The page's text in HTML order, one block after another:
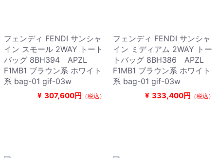
フェンディ FENDI サンシャ
イン スモール 2WAY トート
バッグ 8BH394 APZL
F1MB1 ブラウン系 ホワイト
系 bag-01 gif-03w
¥ 307,600円 （税込）
フェンディ FENDI サンシャ
イン ミディアム 2WAY トー
トバッグ 8BH386 APZL
F1MB1 ブラウン系 ホワイト
系 bag-01 gif-03w
¥ 333,400円 （税込）